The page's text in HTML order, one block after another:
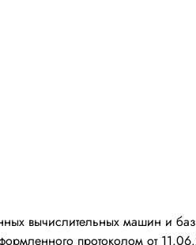
вычислительных машин и
протоколом от